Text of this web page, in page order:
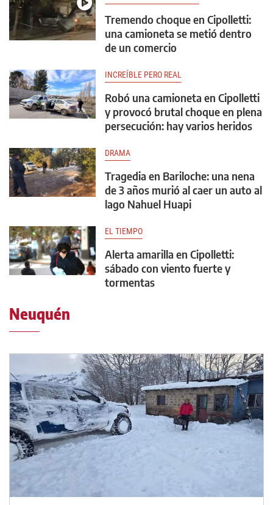
Tremendo choque en Cipolletti:
una camioneta se metió dentro
de un comercio
INCREÍBLE PERO REAL
Robó una camioneta en Cipolletti
y provocó brutal choque en plena
persecución: hay varios heridos
DRAMA
Tragedia en Bariloche: una nena
de 3 años murió al caer un auto al
lago Nahuel Huapi
EL TIEMPO
Alerta amarilla en Cipolletti:
sábado con viento fuerte y
tormentas
Neuquén